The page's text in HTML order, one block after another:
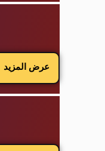
عرض المزيد